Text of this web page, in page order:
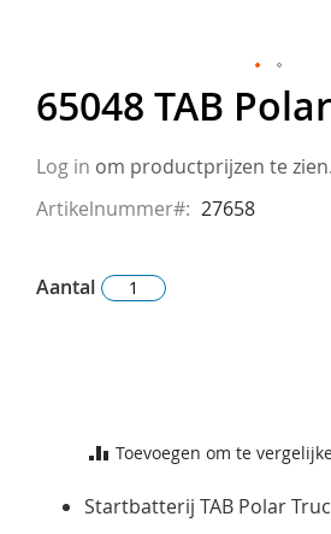
65048 TAB
Log in om productprijzen te zien.
Artikelnummer
27658
Aantal
Toevoegen om te
Startbatterij TAB Polar
Ga
naar
het
van
afbeeldingen-